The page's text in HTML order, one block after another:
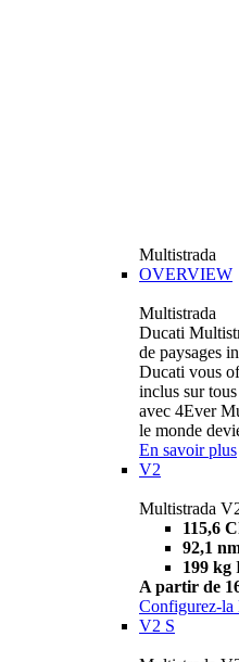
Multistrada
OVERVIEW
Multistrada
Ducati
de paysages
Ducati vous
inclus sur
avec 4Ever
le monde
En savoir plus
V2
Multistrada
115,6
92,1
199 kg
A partir de
Configurez-la
V2 S